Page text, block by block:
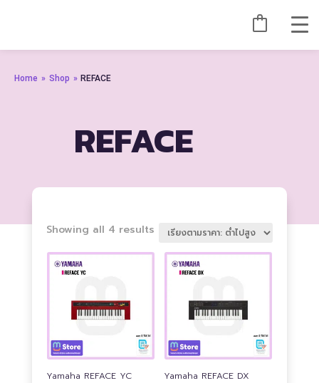
Home » Shop » REFACE
REFACE
Showing all 4 resultsSorted
price:
Yamaha REFACE YC Yamaha REFACE DX